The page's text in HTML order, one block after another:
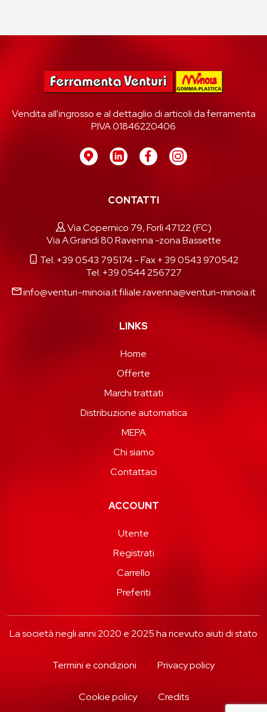
Vendita all'ingrosso e al dettaglio di articoli da ferramenta
P.IVA 01846220406
CONTATTI
Via Copernico 79, Forlì 47122 (FC)
Via A.Grandi 80 Ravenna -zona Bassette
Tel. +39 0543 795174- Fax + 39 0543 970542
Tel. +39 0544 256727
info@venturi-minoia.itfiliale.ravenna@venturi-minoia.it
LINKS
Home
Offerte
Marchi trattati
Distribuzione automatica
MEPA
Chi siamo
Contattaci
ACCOUNT
Utente
Registrati
Carrello
Preferiti
La società negli anni 2020 e 2025 ha ricevuto aiuti di stato
Termini e condizioni Privacy policy
Cookie policy Credits